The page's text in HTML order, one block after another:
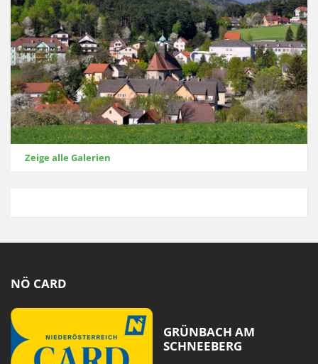
Zeige alle Galerien
NÖ CARD
GRÜNBACH AM
SCHNEEBERG